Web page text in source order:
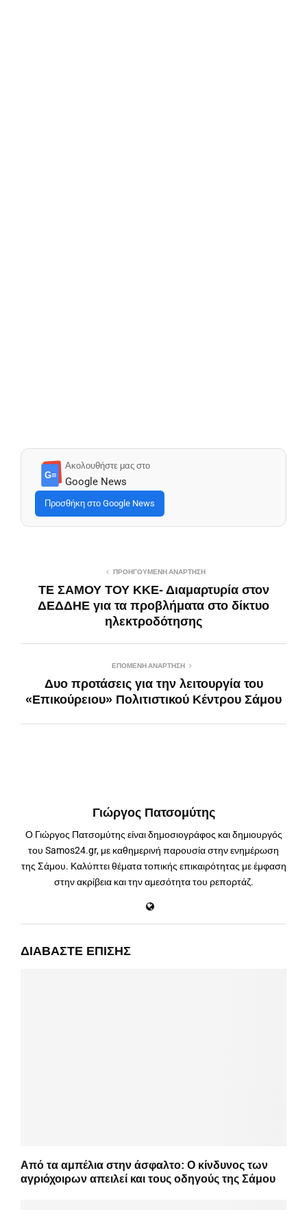
G≡
Ακολουθήστε μας στο
Google News
Προσθήκη στο Google News
ΠΡΟΗΓΟΎΜΕΝΗ ΑΝΆΡΤΗΣΗ
ΤΕ ΣΑΜΟΥ ΤΟΥ ΚΚΕ- Διαμαρτυρία στον
ΔΕΔΔΗΕ για τα προβλήματα στο δίκτυο
ηλεκτροδότησης
ΕΠΌΜΕΝΗ ΑΝΆΡΤΗΣΗ
Δυο προτάσεις για την λειτουργία του
«Επικούρειου» Πολιτιστικού Κέντρου Σάμου
Γιώργος Πατσομύτης
Ο Γιώργος Πατσομύτης είναι δημοσιογράφος και δημιουργός
του Samos24.gr, με καθημερινή παρουσία στην ενημέρωση
της Σάμου. Καλύπτει θέματα τοπικής επικαιρότητας με έμφαση
στην ακρίβεια και την αμεσότητα του ρεπορτάζ.
ΔΙΑΒΆΣΤΕ ΕΠΊΣΗΣ
Από τα αμπέλια στην άσφαλτο: Ο κίνδυνος των
αγριόχοιρων απειλεί και τους οδηγούς της Σάμου